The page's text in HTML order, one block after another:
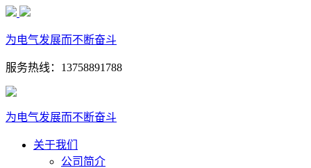
为电气发展而不断奋斗
服务热线：13758891788
为电气发展而不断奋斗
关于我们
公司简介